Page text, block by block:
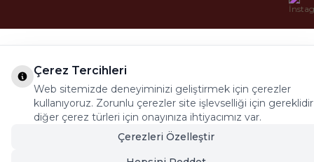
Çerez Tercihleri
Web sitemizde deneyiminizi geliştirmek için çerezler
kullanıyoruz. Zorunlu çerezler site işlevselliği için
diğer çerez türleri için onayınıza ihtiyacımız var.
Çerezleri Özelleştir